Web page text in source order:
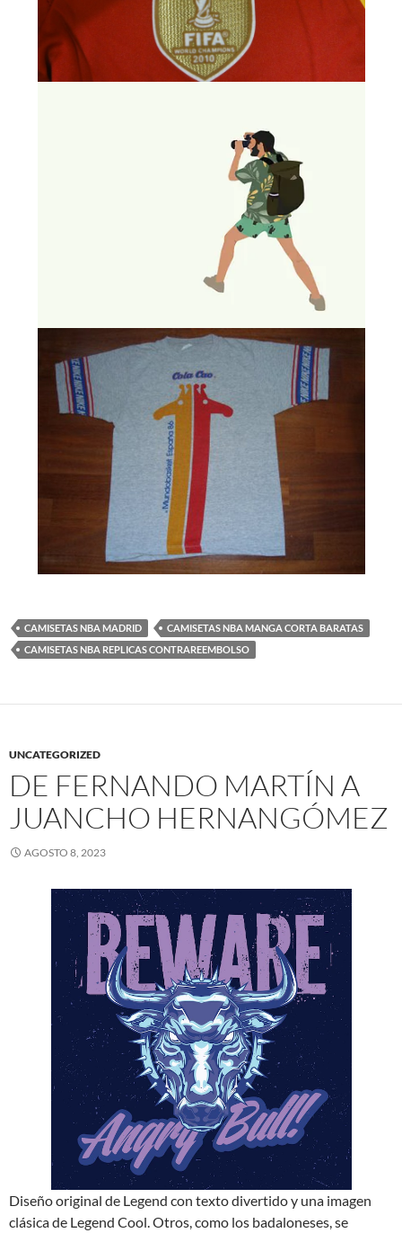
CAMISETAS NBA MADRID
CAMISETAS NBA MANGA CORTA BARATAS
CAMISETAS NBA REPLICAS CONTRAREEMBOLSO
UNCATEGORIZED
DE FERNANDO MARTÍN A
JUANCHO HERNANGÓMEZ
AGOSTO 8, 2023
Diseño original de Legend con texto divertido y una imagen
clásica de Legend Cool. Otros, como los badaloneses, se